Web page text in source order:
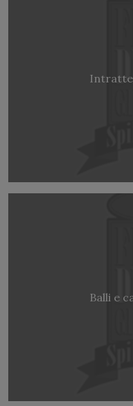
Balli e